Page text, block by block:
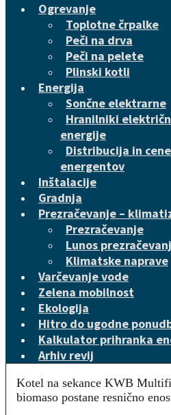
Ogrevanje
Toplotne črpalke
Peči na drva
Peči na pelete
Plinski kotli
Energija
Sončne elektrarne
Hranilniki
energije
Distribucija in cene
energentov
Inštalacije
Gradnja
Prezračevanje –
Prezračevanje
Lunos
Klimatske naprave
Varčevanje vode
Zelena mobilnost
Ekologija
Hitro do ugodne
Kalkulator prihranka
Arhiv revij
Kotel na sekance KWB
biomaso postane resnično